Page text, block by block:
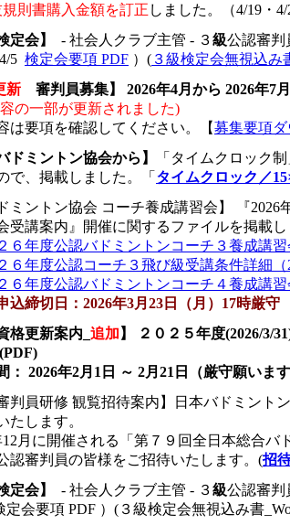
規則書購入金額を訂正 しました。 （4/19・
定会】 - 社会人クラブ主管 - ３級公認審判
5 検定会要項 PDF ）( ３級検定会無視込み
新 審判員募集】 2026年4月から 2026年7
の一部が更新されました)
は要項を確認してください。【募集要項
ドミントン協会から】
「タイムクロック
で、掲載しました。「 タイムクロック／
ミントン協会 コーチ養成講習会】
『2026
受講案内』開催に関するファイルを掲載し
６年度公認バドミントンコーチ３養成講
６年度公認コーチ３飛び級受講条件詳細（
６年度公認バドミントンコーチ４養成講
込締切日：2026年3月23日（月）17時厳守
格更新案内_ 追加 】 ２０２５年度(2026/3/
(PDF)
： 2026年2月1日 ～ 2月21日 （厳守願います
判員研修 観覧招待案内】日本バドミント
たします。
12月に開催される「第７９回全日本総合バ
認審判員の皆様をご招待いたします。(招
定会】 - 社会人クラブ主管 - ３級公認審判
定会要項 PDF ）(３級検定会無視込み書